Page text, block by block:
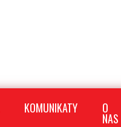
KOMUNIKATY O
NAS